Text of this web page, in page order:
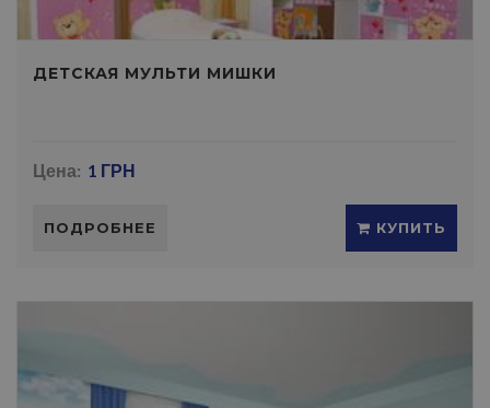
ДЕТСКАЯ МУЛЬТИ МИШКИ
Цена: 1 ГРН
ПОДРОБНЕЕ КУПИТЬ